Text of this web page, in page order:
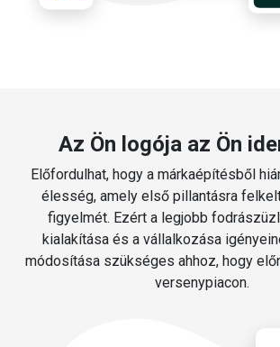
Az Ön logója az Ön
Előfordulhat, hogy a márkaépítésből
élesség, amely első pillantásra
figyelmét. Ezért a legjobb
kialakítása és a vállalkozása
módosítása szükséges ahhoz, hogy
versenypiacon.